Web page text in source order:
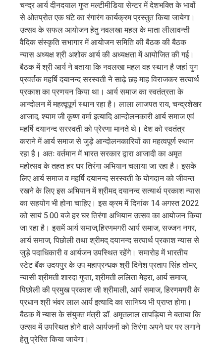
चन्द्र आर्य दीनदयाल गुप्त मल्टीमीडिया सेन्टर में देशभक्ति के भावों
से ओतप्रोत एक घंटे का रंगारंग कार्यक्रम प्रस्तुत किया जायेगा।
उत्सव के सफल आयोजन हेतु नवलखा महल के माता लीलावन्ती
वैदिक संस्कृति सभागार में आयोजन समिति की बैठक की बैठक
न्यास अध्यक्ष श्री अशोक आर्य की अध्यक्षता में आयोजित की गई।
बैठक में श्री आर्य ने बताया कि नवलखा महल वह स्थान है जहां युग
प्रवर्तक महर्षि दयानन्द सरस्वती ने साढ़े छह माह विराजकर सत्यार्थ
प्रकाश का प्रणयन किया था। आर्य समाज का स्वतंत्रता के
आन्दोलन में महत्वूपूर्ण स्थान रहा है। लाला लाजपत राय, चन्द्रशेखर
आजाद, श्याम जी कृष्ण वर्मा इत्यादि आन्दोलनकारी आर्य समाज एवं
महर्षि दयानन्द सरस्वती को प्रेरणा मानते थे। देश को स्वतंत्र
कराने में आर्य समाज से जुड़े आन्दोलनकारियों का महत्वपूर्ण स्थान
रहा है। अतः वर्तमान में भारत सरकार द्वारा आजादी का अमृत
महोत्सव के तहत हर घर तिरंगा अभियान चलाया जा रहा है। इसके
लिए आर्य समाज व महर्षि दयानन्द सरस्वती के योगदान को जीवन्त
रखने के लिए इस अभियान में श्रीमद् दयानन्द सत्यार्थ प्रकाश न्यास
का सहयोग भी होना चाहिए। इस क्रम में दिनांक 14 अगस्त 2022
को सायं 5.00 बजे हर घर तिरंगा अभियान उत्सव का आयोजन किया
जा रहा है। इसमें आर्य समाज,हिरणमगरी आर्य समाज, सज्जन नगर,
आर्य समाज, पिछोली तथा श्रीमद् दयानन्द सत्यार्थ प्रकाश न्यास से
जुड़े पदाधिकारी व आर्यजन उपस्थित रहेंगे। समारोह में भारतीय
स्टेट बैंक उदयपुर के उप महाप्रन्धक श्री दिनेश प्रताप सिंह तोमर,
न्यासी श्रीमती शारदा गुप्ता, श्रीमती ललिता मेहरा, आर्य समाज,
पिछोली की प्रमुख प्रकाश जी श्रीमाली, आर्य समाज, हिरणमगरी के
प्रधान श्री भंवर लाल आर्य इत्यादि का सानिध्य भी प्राप्त होगा।
बैठक में न्यास के संयुक्त मंत्री डॉ. अमृतलाल तापड़िया ने बताया कि
उत्सव में उपस्थित होने वाले आर्यजनों को तिरंगा अपने घर पर लगाने
हेतु प्रेरित किया जायेगा।